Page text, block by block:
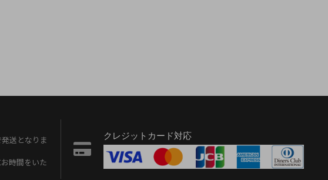
送となりま
時間をいた
クレジットカード対応